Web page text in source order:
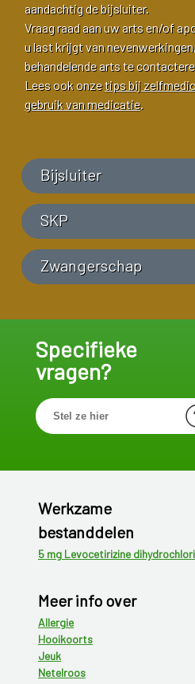
aandachtig de bijsluiter.
Vraag raad aan uw arts en/of
u last krijgt van
behandelende arts te
Lees ook onzetips bij
gebruik van medicatie.
Bijsluiter
SKP
Zwangerschap
Specifieke
vragen?
Werkzame
bestanddelen
5 mg Levocetirizine
Meer info over
Allergie
Hooikoorts
Jeuk
Netelroos